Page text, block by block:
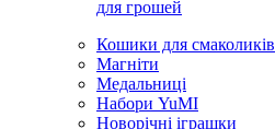
для грошей
Кошики для смаколиків
Магніти
Медальниці
Набори YuMI
Новорічні іграшки